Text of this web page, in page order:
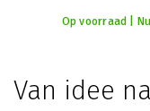
Op voorraad |
Van idee